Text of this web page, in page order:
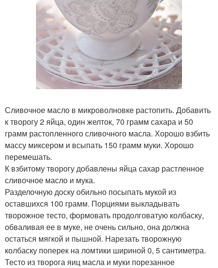
Сливочное масло в микроволновке растопить. Добавить
к творогу 2 яйца, один желток, 70 грамм сахара и 50
грамм растопленного сливочного масла. Хорошо взбить
массу миксером и всыпать 150 грамм муки. Хорошо
перемешать.
К взбитому творогу добавлены яйца сахар растленное
сливочное масло и мука.
Разделочную доску обильно посыпать мукой из
оставшихся 100 грамм. Порциями выкладывать
творожное тесто, формовать продолговатую колбаску,
обваливая ее в муке, не очень сильно, она должна
остаться мягкой и пышной. Нарезать творожную
колбаску поперек на ломтики шириной 0, 5 сантиметра.
Тесто из творога яиц масла и муки порезанное